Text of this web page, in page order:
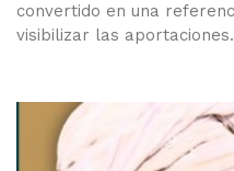
convertido en una
visibilizar las